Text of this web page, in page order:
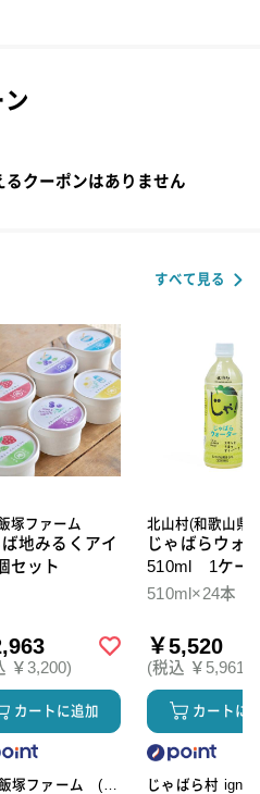
るクーポンはありません
すべて見る
塚ファーム
地みるくアイ
セット
￥3,200)
カートに追加
塚ファーム (ア
北山村(和歌山県)
じゃばらウォ
510ml 1ケー
本入
510ml×24本
￥5,520
(税込 ￥5,961)
カートに
じゃばら村